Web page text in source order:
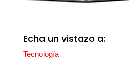
Echa un vistazo a:
Tecnología